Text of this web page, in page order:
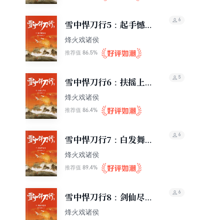
雪中悍刀行5：起手憾昆
仑
烽火戏诸侯
推荐值 86.5%
6
雪中悍刀行6：扶摇上青
天
烽火戏诸侯
推荐值 86.4%
5
雪中悍刀行7：白发舞太
安
烽火戏诸侯
推荐值 89.4%
6
雪中悍刀行8：剑仙尽低
眉
烽火戏诸侯
6